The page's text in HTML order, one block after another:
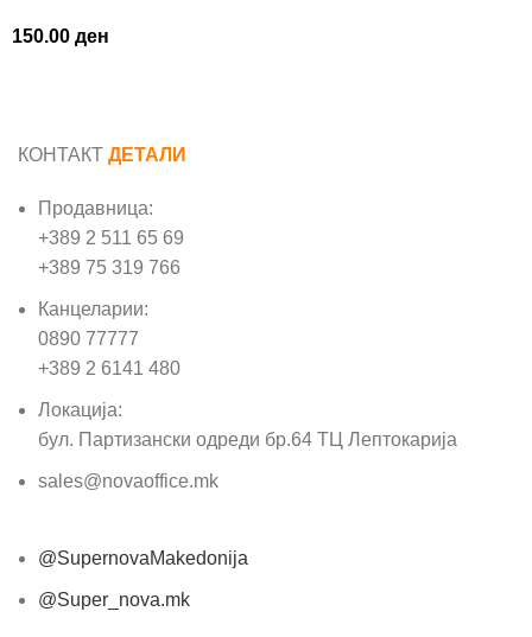
150.00ден
КОНТАКТ ДЕТАЛИ
Продавница:
+389 2 511 65 69
+389 75 319 766
Канцеларии:
0890 77777
+389 2 6141 480
Локација:
бул. Партизански одреди бр.64 ТЦ Лептокарија
sales@novaoffice.mk
@SupernovaMakedonija
@Super_nova.mk